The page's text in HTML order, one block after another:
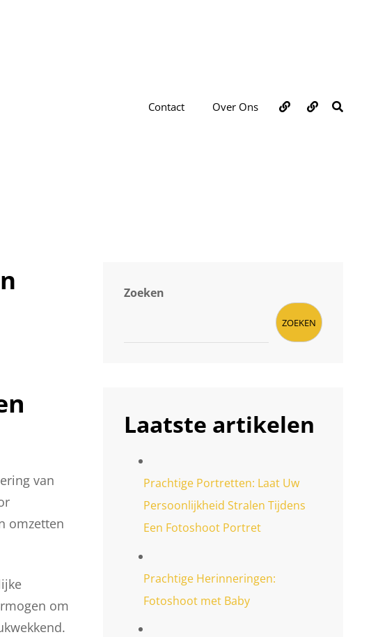
Contact Over Ons Over
ons
Contact
van
omzetten
om
Zoeken
ZOEKEN
Laatste artikelen
Prachtige Portretten: Laat Uw
Persoonlijkheid Stralen Tijdens
Een Fotoshoot Portret
Prachtige Herinneringen:
Fotoshoot met Baby